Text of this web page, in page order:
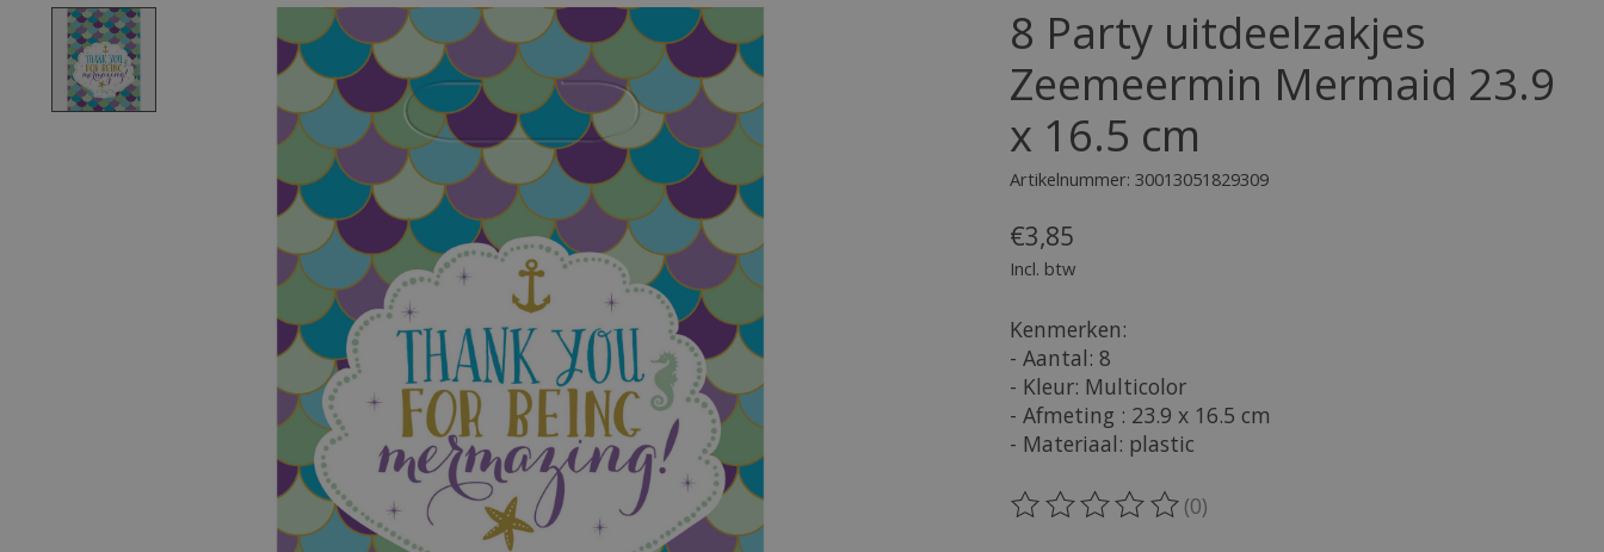
Product image slideshow Items
8 Party uitdeelzakjes
Zeemeermin Mermaid 23.9
x 16.5 cm
Artikelnummer: 30013051829309
€3,85
Incl. btw
Kenmerken:
- Aantal: 8
- Kleur: Multicolor
- Afmeting : 23.9 x 16.5 cm
- Materiaal: plastic
De beoordeling van dit product is
(0)